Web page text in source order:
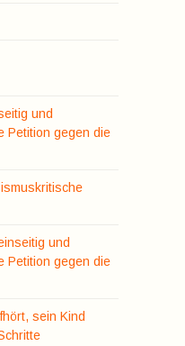
und
Petition gegen die
und
Petition gegen die
sein Kind